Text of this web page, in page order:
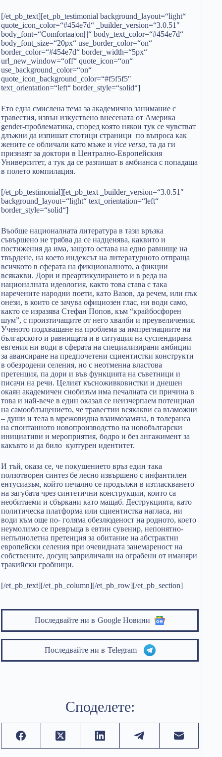
[/et_pb_text][et_pb_testimonial background_layout=“light“
quote_icon_color=“#454e7d“ _builder_version=“3.0.51″
body_font=“Comfortaa|on|||“ body_text_color=“#454e7d“
body_font_size=“20px“ use_border_color=“on“
border_color=“#454e7d“ border_width=“5px“
url_new_window=“off“ quote_icon=“on“
use_background_color=“on“
quote_icon_background_color=“#f5f5f5″
text_orientation=“left“ border_style=“solid“]
Ето една смислена тема за академично занимание с
травестия, извън изкуствено внесената от Америка
gender-проблематика, според която някои тук се чувстват
длъжни да изпишат стотици страници по въпроса как
жените се обличали като мъже и vice versa, та да ги
признаят за доктори в Централно-Европейския
Университет, а тук да се разпишат в амбианса с попадаща
в полето компилация.
[/et_pb_testimonial][et_pb_text _builder_version=“3.0.51″
background_layout=“light“ text_orientation=“left“
border_style=“solid“]
Въобще националната литература в тази връзка
съвършено не трябва да се надценява, каквито и
постижения да има, защото остава на едно равнище на
твърдене, на което индексът на литературното отпраща
всичкото в сферата на фикционалното, а фикции
всякакви. Дори и преартикулирането и в реда на
националната идеология, както това става с така
наречените народни поети, като Вазов, да речем, или пък
онези, в които се зачува официозен глас, ни води само,
както се изразява Стефан Попов, към “крайбосфорен
шум”, с произтичащите от него хвалби и преувеличения.
Ученото подхващане на проблема за импрегнациите на
българското и равнищата и в ситуация на суспендирана
евгения ни води в сферата на специализирани амбиции
за авансиране на предпочетени сциентистки конструкти
в обезродени селения, но с неотменна властова
претенция, па дори и във функцията на съветници и
писачи на речи. Целият късноживковистки и днешен
окаян академичен снобизъм има печалната си причина в
това и най-вече в един оказал се неизчерпаем потенциал
на самооблъщението, че травестии всякакви са възможни
– души и тела в мрежовидна взаимозамяна, в толеранса
на спонтанното новопроизводство на новобългарски
инициативи и мероприятия, бодро и без ангажимент за
какъвто и да било културен идентитет.
И тъй, оказа се, че покушението връз един така
ползотворен синтез бе лесно извършено с инфантилен
ентусиазъм, който печално се продължи в изтласкването
на загубата чрез синтетични конструкции, които са
необитаеми и сбъркани като мащаб. Деструкцията, като
политическа платформа или сциентистка нагласа, ни
води към още по- голяма обезлюденост на родното, което
неумолимо се превръща в евтин сувенир, непонятно-
непълнолетна претенция за обитание на абстрактни
европейски селения при очевидната занемареност на
собствените, досущ заприличали на ограбени от иманяри
тракийски гробници.
[/et_pb_text][/et_pb_column][/et_pb_row][/et_pb_section]
Последвайте ни в Google Новини
Последвайте ни в Telegram
Споделете: